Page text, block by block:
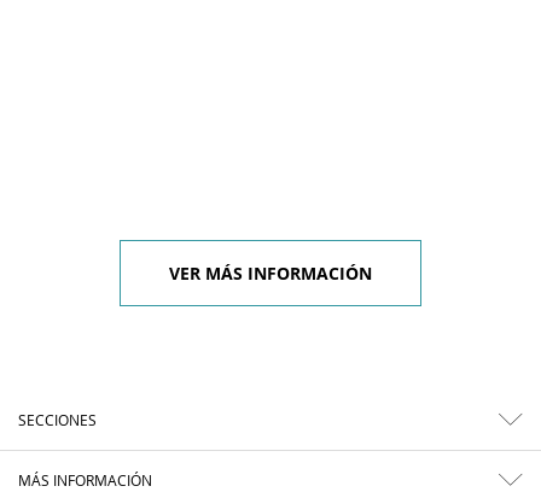
VER MÁS INFORMACIÓN
SECCIONES
MÁS INFORMACIÓN